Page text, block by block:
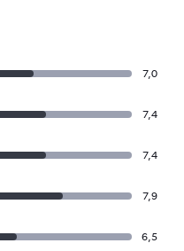
7,0
7,4
7,4
7,9
6,5